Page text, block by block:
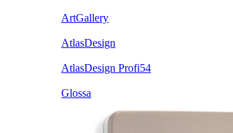
ArtGallery
AtlasDesign
AtlasDesign Profi54
Glossa